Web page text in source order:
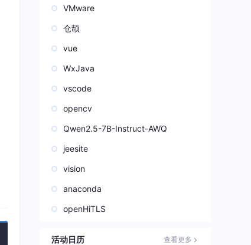
VMware
仓颉
vue
WxJava
vscode
opencv
Qwen2.5-7B-Instruct-AWQ
jeesite
vision
anaconda
openHiTLS
活动日历 查看更多